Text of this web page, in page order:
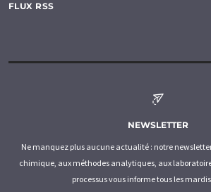
FLUX RSS
NEWSLETTER
Ne manquez plus aucune actualité : notre
chimique, aux méthodes analytiques, aux
processus vous informe tous les